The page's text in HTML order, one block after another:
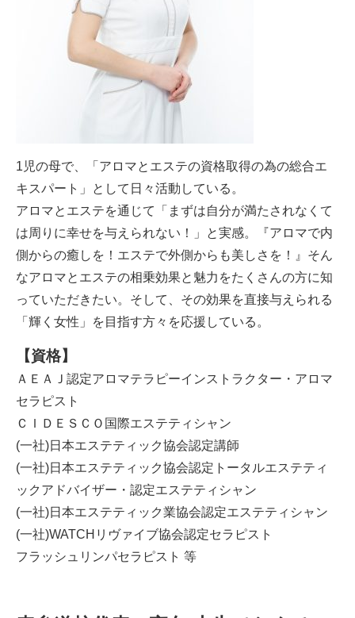
1児の母で、「アロマとエステの資格取得の為の総合エ
キスパート」として日々活動している。
アロマとエステを通じて「まずは自分が満たされなくて
は周りに幸せを与えられない！」と実感。『アロマで内
側からの癒しを！エステで外側からも美しさを！』そん
なアロマとエステの相乗効果と魅力をたくさんの方に知
っていただきたい。そして、その効果を直接与えられる
「輝く女性」を目指す方々を応援している。
【資格】
ＡＥＡＪ認定アロマテラピーインストラクター・アロマ
セラピスト
ＣＩＤＥＳＣＯ国際エステティシャン
(一社)日本エステティック協会認定講師
(一社)日本エステティック協会認定トータルエステティ
ックアドバイザー・認定エステティシャン
(一社)日本エステティック業協会認定エステティシャン
(一社)WATCHリヴァイブ協会認定セラピスト
フラッシュリンパセラピスト 等